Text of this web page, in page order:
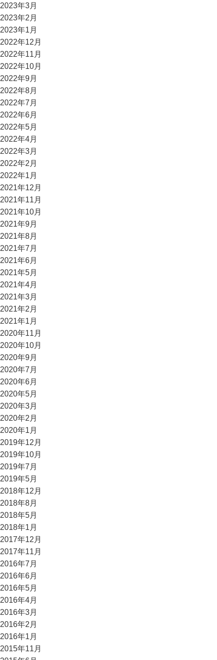
2023年3月
2023年2月
2023年1月
2022年12月
2022年11月
2022年10月
2022年9月
2022年8月
2022年7月
2022年6月
2022年5月
2022年4月
2022年3月
2022年2月
2022年1月
2021年12月
2021年11月
2021年10月
2021年9月
2021年8月
2021年7月
2021年6月
2021年5月
2021年4月
2021年3月
2021年2月
2021年1月
2020年11月
2020年10月
2020年9月
2020年7月
2020年6月
2020年5月
2020年3月
2020年2月
2020年1月
2019年12月
2019年10月
2019年7月
2019年5月
2018年12月
2018年8月
2018年5月
2018年1月
2017年12月
2017年11月
2016年7月
2016年6月
2016年5月
2016年4月
2016年3月
2016年2月
2016年1月
2015年11月